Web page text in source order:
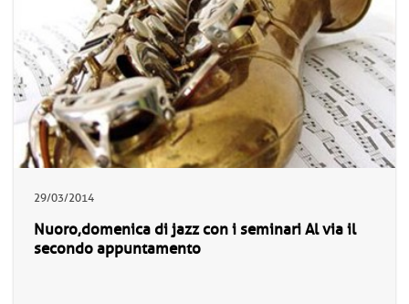
29/03/2014
Nuoro,domenica di jazz con i seminari Al via il
secondo appuntamento